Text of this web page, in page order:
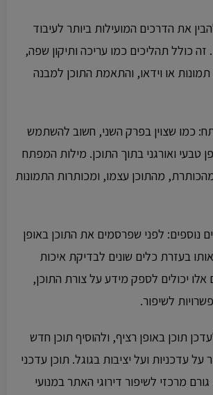
את הדרכים המועילות ביותר לעיבוד
זה כולל תהליכים כמו עריכה ותיקון שפה,
או וידאו, והתאמת התוכן למבנה
כמו שצוין בפרק השני, חשוב להשתמש
טבעי ואורגני בתוך התוכן. מילות המפתח
מהתוכן עצמו, ומכותרות התמונות
נוספים: לפני שפרסמים את התוכן באופן
בעזרת כלים שונים לבדיקת איכות
אלו יכולים לספק מידע על צורת התוכן,
לשיפור.
תוכן באופן רציף, ולהוסיף תוכן חדש
עדכניות ועל יציבות בגוגל. תוכן עדכני
גורם מרכזי לשיפור דירוגי האתר במנועי